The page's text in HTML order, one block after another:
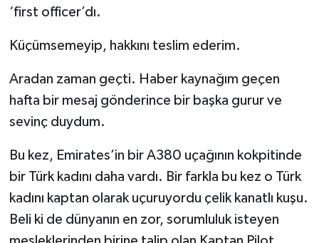
‘first officer’dı.
Küçümsemeyip, hakkını teslim ederim.
Aradan zaman geçti. Haber kaynağım geçen
hafta bir mesaj gönderince bir başka gurur ve
sevinç duydum.
Bu kez, Emirates’in bir A380 uçağının kokpitinde
bir Türk kadını daha vardı. Bir farkla bu kez o Türk
kadını kaptan olarak uçuruyordu çelik kanatlı kuşu.
Beli ki de dünyanın en zor, sorumluluk isteyen